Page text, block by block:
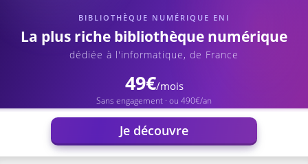
BIBLIOTHÈQUE NUMÉRIQUE ENI
La plus riche bibliothèque numérique
dédiée à l'informatique, de France
49€/mois
Sans engagement · ou 490€/an
Je découvre